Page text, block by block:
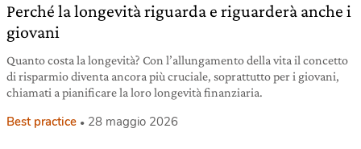
Perché la longevità riguarda e riguarderà anche i
giovani
Quanto costa la longevità? Con l’allungamento della vita il concetto
di risparmio diventa ancora più cruciale, soprattutto per i giovani,
chiamati a pianificare la loro longevità finanziaria.
Best practice 28 maggio 2026